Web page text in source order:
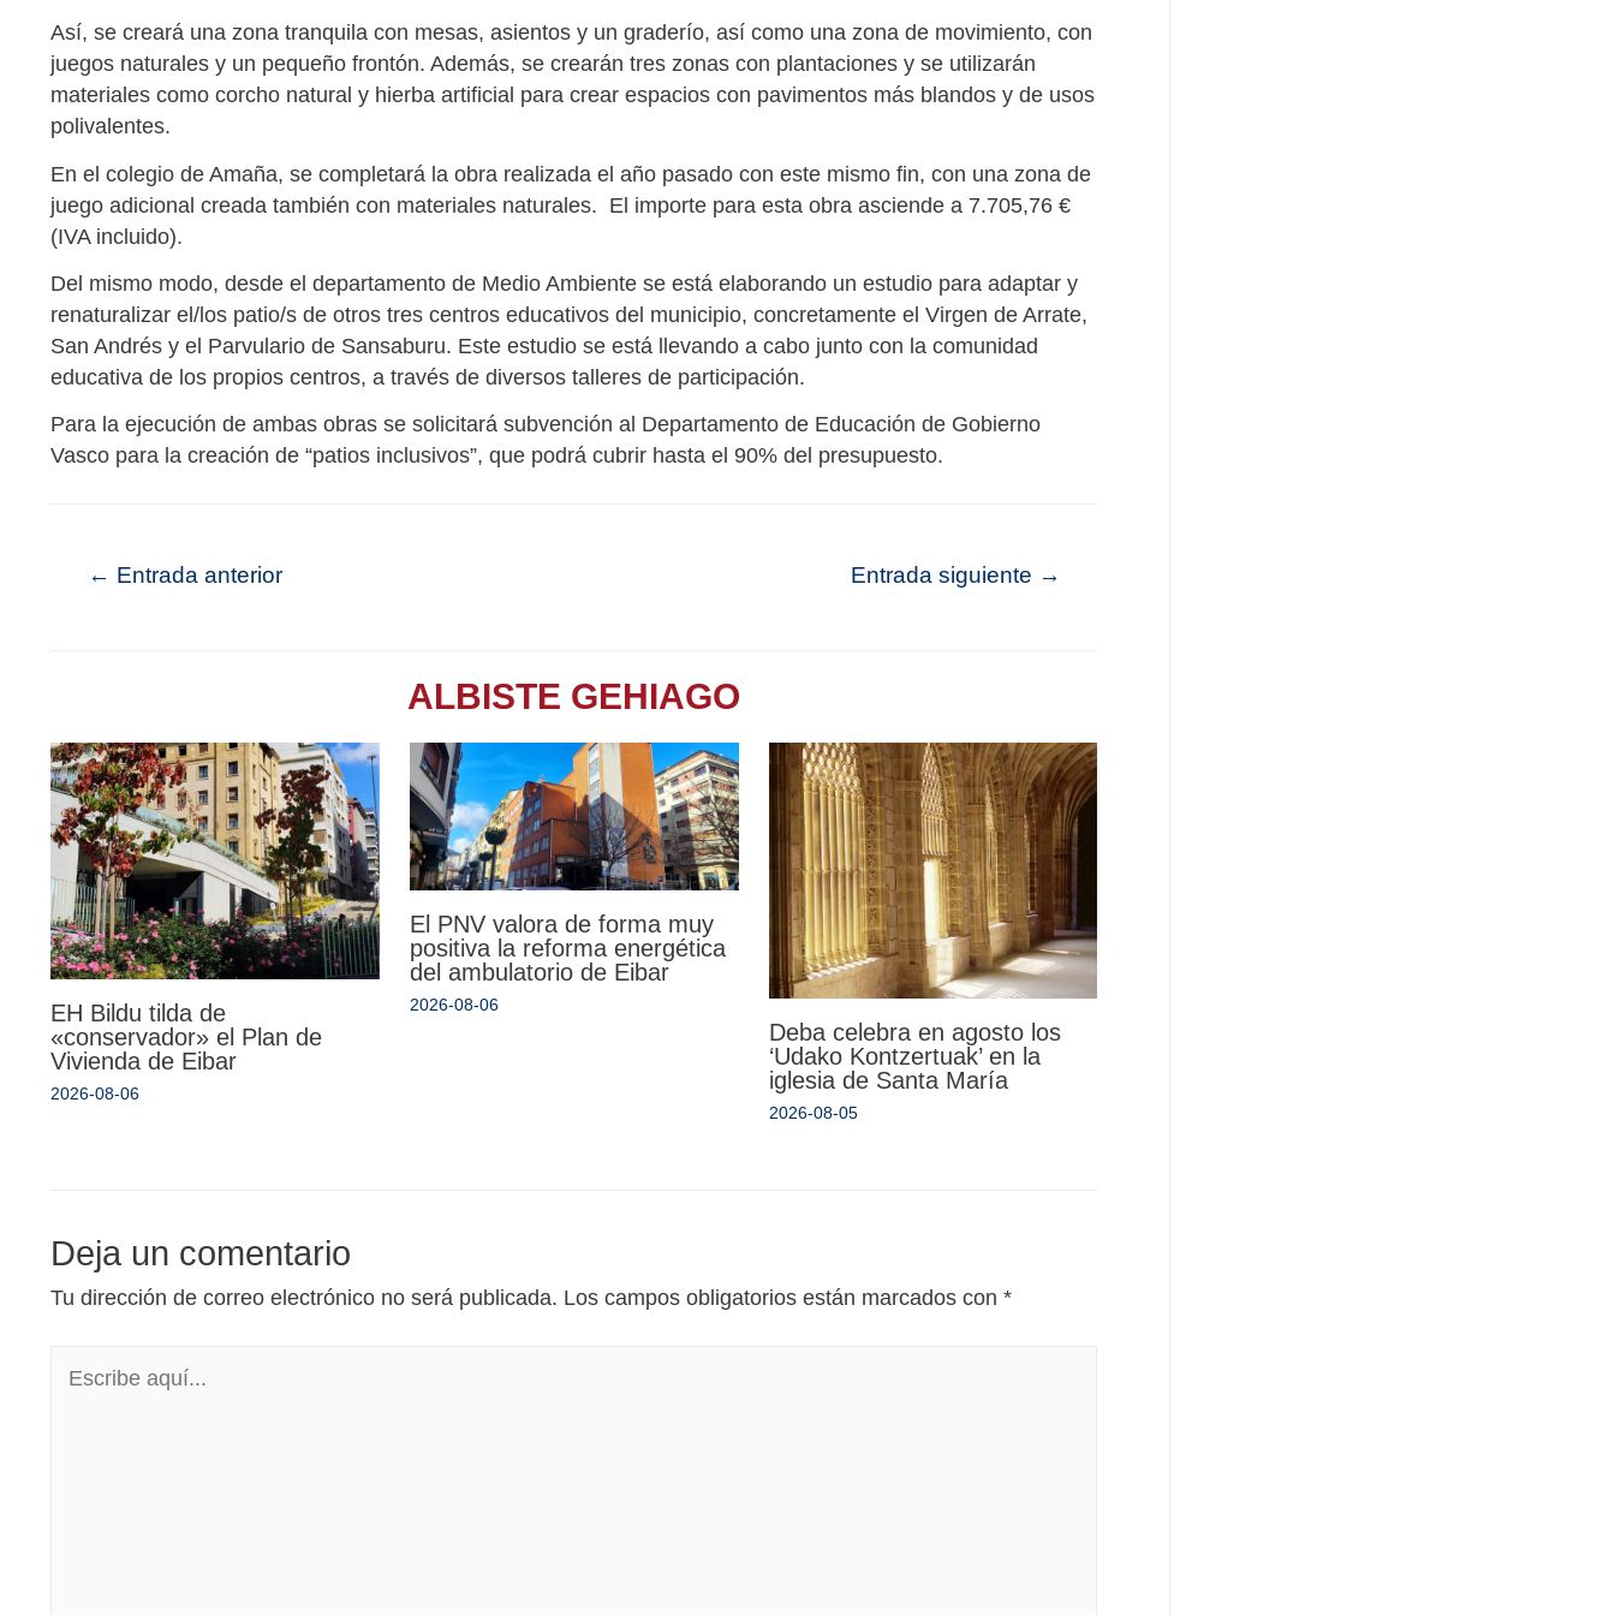
Así, se creará una zona tranquila con mesas, asientos y un graderío, así como una zona de movimiento, con
juegos naturales y un pequeño frontón. Además, se crearán tres zonas con plantaciones y se utilizarán
materiales como corcho natural y hierba artificial para crear espacios con pavimentos más blandos y de usos
polivalentes.
En el colegio de Amaña, se completará la obra realizada el año pasado con este mismo fin, con una zona de
juego adicional creada también con materiales naturales. El importe para esta obra asciende a 7.705,76 €
(IVA incluido).
Del mismo modo, desde el departamento de Medio Ambiente se está elaborando un estudio para adaptar y
renaturalizar el/los patio/s de otros tres centros educativos del municipio, concretamente el Virgen de Arrate,
San Andrés y el Parvulario de Sansaburu. Este estudio se está llevando a cabo junto con la comunidad
educativa de los propios centros, a través de diversos talleres de participación.
Para la ejecución de ambas obras se solicitará subvención al Departamento de Educación de Gobierno
Vasco para la creación de “patios inclusivos”, que podrá cubrir hasta el 90% del presupuesto.
← Entrada anterior Entrada siguiente →
ALBISTE GEHIAGO
EH Bildu tilda de
«conservador» el Plan de
Vivienda de Eibar
2026-08-06
El PNV valora de forma muy
positiva la reforma energética
del ambulatorio de Eibar
2026-08-06
Deba celebra en agosto los
‘Udako Kontzertuak’ en la
iglesia de Santa María
2026-08-05
Deja un comentario
Tu dirección de correo electrónico no será publicada. Los campos obligatorios están marcados con *